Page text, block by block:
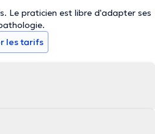
Le praticien est libre d'adapter ses
les tarifs